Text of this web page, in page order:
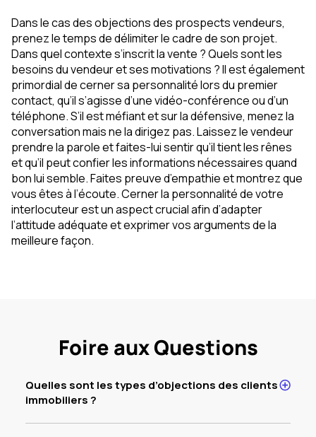
Dans le cas des objections des prospects vendeurs,
prenez le temps de délimiter le cadre de son projet.
Dans quel contexte s’inscrit la vente ? Quels sont les
besoins du vendeur et ses motivations ? Il est également
primordial de cerner sa personnalité lors du premier
contact, qu’il s’agisse d’une vidéo-conférence ou d’un
téléphone. S’il est méfiant et sur la défensive, menez la
conversation mais ne la dirigez pas. Laissez le vendeur
prendre la parole et faites-lui sentir qu’il tient les rênes
et qu’il peut confier les informations nécessaires quand
bon lui semble. Faites preuve d’empathie et montrez que
vous êtes à l’écoute. Cerner la personnalité de votre
interlocuteur est un aspect crucial afin d’adapter
l’attitude adéquate et exprimer vos arguments de la
meilleure façon.
Foire aux Questions
Quelles sont les types d’objections des clients
immobiliers ?